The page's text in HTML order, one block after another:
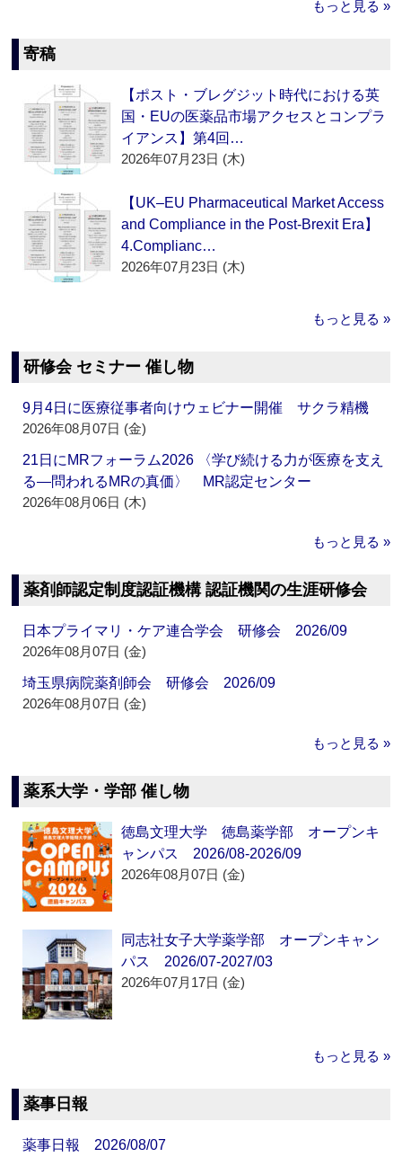
もっと見る »
寄稿
【ポスト・ブレグジット時代における英
国・EUの医薬品市場アクセスとコンプラ
イアンス】第4回…
2026年07月23日 (木)
【UK–EU Pharmaceutical Market Access
and Compliance in the Post-Brexit Era】
4.Complianc…
2026年07月23日 (木)
もっと見る »
研修会 セミナー 催し物
9月4日に医療従事者向けウェビナー開催 サクラ精機
2026年08月07日 (金)
21日にMRフォーラム2026 〈学び続ける力が医療を支え
る―問われるMRの真価〉 MR認定センター
2026年08月06日 (木)
もっと見る »
薬剤師認定制度認証機構 認証機関の生涯研修会
日本プライマリ・ケア連合学会 研修会 2026/09
2026年08月07日 (金)
埼玉県病院薬剤師会 研修会 2026/09
2026年08月07日 (金)
もっと見る »
薬系大学・学部 催し物
徳島文理大学 徳島薬学部 オープンキ
ャンパス 2026/08-2026/09
2026年08月07日 (金)
同志社女子大学薬学部 オープンキャン
パス 2026/07-2027/03
2026年07月17日 (金)
もっと見る »
薬事日報
薬事日報 2026/08/07